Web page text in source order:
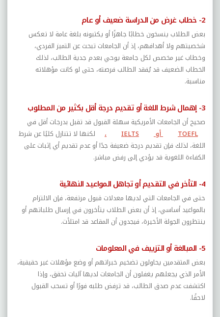
2- خطاب غرض من الدراسة ضعيف أو عام
بعض الطلاب ينسخون خطابًا جاهزًا أو يكتبونه بلغة عامة لا تعكس
شخصيتهم ولا أهدافهم، إذ أن الجامعات تبحث عن التميز الفردي،
وخطاب غير مخصص لكل جامعة يوحي بعدم جدية الطالب، لذلك
الخطاب الضعيف قد يُفقد الطالب فرصته، حتى لو كانت مؤهلاته
مناسبة.
3- إهمال شرط اللغة أو تقديم درجة أقل بكثير من المطلوب
صحيح أن الجامعات الأمريكية سهلة القبول قد تقبل بدرجات أقل في
TOEFL
أو IELTS ،
لكنها لا تتنازل كليًا عن شرط
اللغة، لذلك فإن تقديم درجة ضعيفة جدًا أو عدم تقديم أي إثبات على
الكفاءة اللغوية قد يؤدي إلى رفض مباشر.
4- التأخر في التقديم أو تجاهل المواعيد النهائية
حتى في الجامعات التي لديها معدلات قبول مرتفعة، فإن الالتزام
بالمواعيد أساسي، إذ أن بعض الطلاب يتأخرون في إرسال طلباتهم أو
ينتظرون الجولة الأخيرة، فيجدون أن المقاعد قد امتلأت.
5- المبالغة أو التزييف في المعلومات
بعض المتقدمين يحاولون تضخيم خبراتهم أو وضع مؤهلات غير حقيقية،
الأمر الذي يجعلهم يغفلون أن الجامعات لديها آليات تحقق، وإذا
اكتشفت عدم صدق الطالب، قد ترفض طلبه فورًا أو تسحب القبول
لاحقًا.